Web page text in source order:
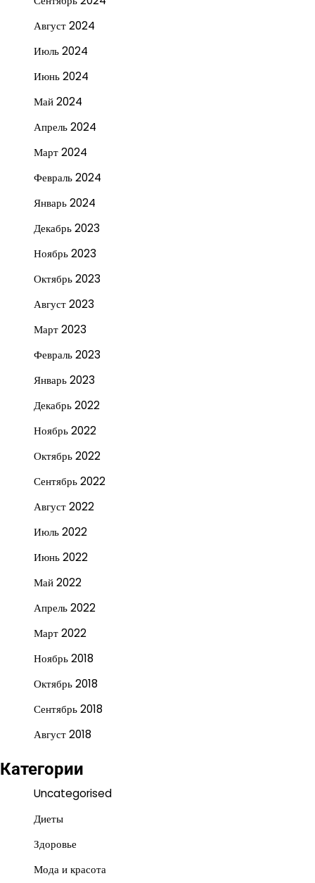
Август 2024
Июль 2024
Июнь 2024
Май 2024
Апрель 2024
Март 2024
Февраль 2024
Январь 2024
Декабрь 2023
Ноябрь 2023
Октябрь 2023
Август 2023
Март 2023
Февраль 2023
Январь 2023
Декабрь 2022
Ноябрь 2022
Октябрь 2022
Сентябрь 2022
Август 2022
Июль 2022
Июнь 2022
Май 2022
Апрель 2022
Март 2022
Ноябрь 2018
Октябрь 2018
Сентябрь 2018
Август 2018
Категории
Uncategorised
Диеты
Здоровье
Мода и красота